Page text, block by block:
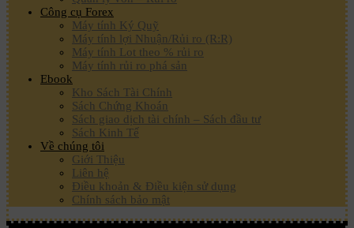
Công cụ Forex
Máy tính Ký Quỹ
Máy tính lợi Nhuận/Rủi ro (R:R)
Máy tính Lot theo % rủi ro
Máy tính rủi ro phá sản
Ebook
Kho Sách Tài Chính
Sách Chứng Khoán
Sách giao dịch tài chính – Sách đầu tư
Sách Kinh Tế
Về chúng tôi
Giới Thiệu
Liên hệ
Điều khoản & Điều kiện sử dụng
Chính sách bảo mật